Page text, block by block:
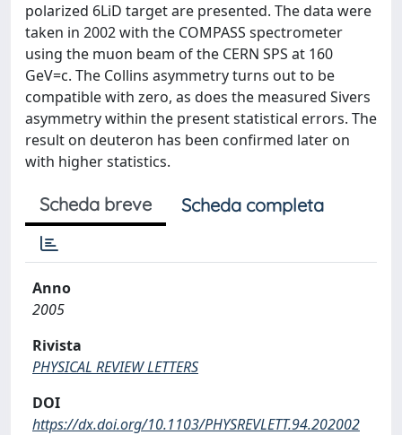
polarized 6LiD target are presented. The data were
taken in 2002 with the COMPASS spectrometer
using the muon beam of the CERN SPS at 160
GeV=c. The Collins asymmetry turns out to be
compatible with zero, as does the measured Sivers
asymmetry within the present statistical errors. The
result on deuteron has been confirmed later on
with higher statistics.
Scheda breve Scheda completa
Anno
2005
Rivista
PHYSICAL REVIEW LETTERS
DOI
https://dx.doi.org/10.1103/PHYSREVLETT.94.202002